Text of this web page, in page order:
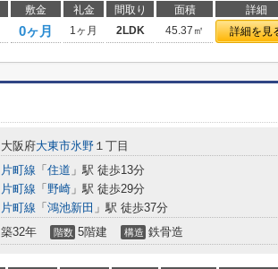
敷金 礼金 間取り 面積 詳細
0ヶ月 1ヶ月 2LDK 45.37㎡ 詳細を見
大阪府大東市氷野 １丁目
片町線 「 住道 」駅 徒歩13分
片町線 「 野崎 」駅 徒歩29分
片町線 「 鴻池新田 」駅 徒歩37分
築32年 階数 5階建 構造 鉄骨造